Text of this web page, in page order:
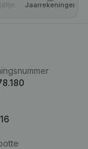
Jaar­rekeningen